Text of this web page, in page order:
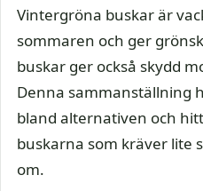
Vintergröna buskar är
sommaren och ger
buskar ger också skydd
Denna sammanställning
bland alternativen och
buskarna som kräver lite
om.